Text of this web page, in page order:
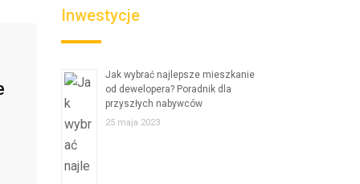
Inwestycje
Jak wybrać najlepsze mieszkanie
od dewelopera? Poradnik dla
przyszłych nabywców
25 maja 2023